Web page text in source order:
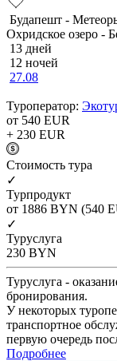
Будапешт -
Охридское озеро -
13 дней
12 ночей
27.08
Туроператор:
от 540 EUR
+ 230 EUR
Cтоимость тура
✓
Турпродукт
от 1886 BYN (540
✓
Туруслуга
230 BYN
Туруслуга -
бронирования.
У некоторых
транспортное
первую очередь
Подробнее